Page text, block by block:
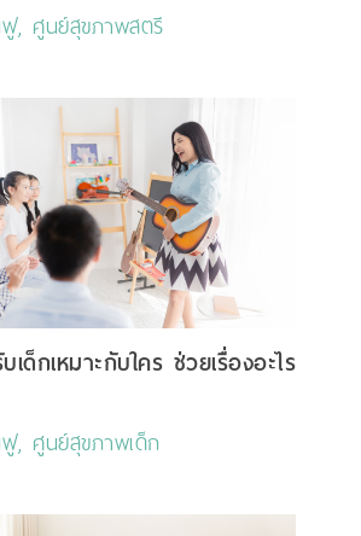
, ศูนย์สุขภาพสตรี
ด็กเหมาะกับใคร ช่วยเรื่องอะไร
, ศูนย์สุขภาพเด็ก